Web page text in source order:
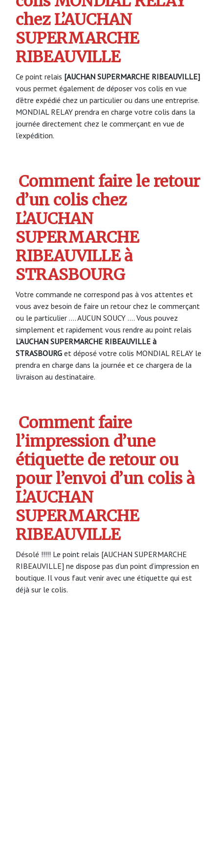
chez L’AUCHAN
SUPERMARCHE
RIBEAUVILLE
Ce point relais [AUCHAN SUPERMARCHE RIBEAUVILLE]
vous permet également de déposer vos colis en vue
d’être expédié chez un particulier ou dans une entreprise.
MONDIAL RELAY prendra en charge votre colis dans la
journée directement chez le commerçant en vue de
l’expédition.
Comment faire le retour
d’un colis chez
L’AUCHAN
SUPERMARCHE
RIBEAUVILLE à
STRASBOURG
Votre commande ne correspond pas à vos attentes et
vous avez besoin de faire un retour chez le commerçant
ou le particulier …. AUCUN SOUCY …. Vous pouvez
simplement et rapidement vous rendre au point relais
L’AUCHAN SUPERMARCHE RIBEAUVILLE à
STRASBOURG et déposé votre colis MONDIAL RELAY le
prendra en charge dans la journée et ce chargera de la
livraison au destinataire.
Comment faire
l’impression d’une
étiquette de retour ou
pour l’envoi d’un colis à
L’AUCHAN
SUPERMARCHE
RIBEAUVILLE
Désolé !!!!! Le point relais [AUCHAN SUPERMARCHE
RIBEAUVILLE] ne dispose pas d’un point d’impression en
boutique. Il vous faut venir avec une étiquette qui est
déjà sur le colis.